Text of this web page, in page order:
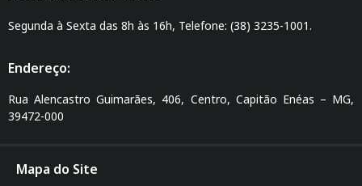
Segunda à Sexta das 8h às 16h, Telefone: (38) 3235-1001.
Endereço:
Rua Alencastro Guimarães, 406, Centro, Capitão Enéas – MG,
39472-000
Mapa do Site